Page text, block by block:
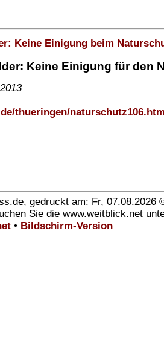
Keine Einigung beim
Keine Einigung für den
thueringen/
gedruckt am: Fr, 07.08.2026
Sie die www.weitblick.net
• Bildschirm-Version